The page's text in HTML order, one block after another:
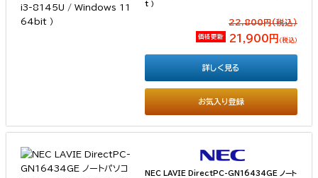
t ）
22,800円(税込）
価格更新 21,900円 （税込）
お気入り登録
詳しく見る
NEC LAVIE DirectPC-GN16434GE ノート